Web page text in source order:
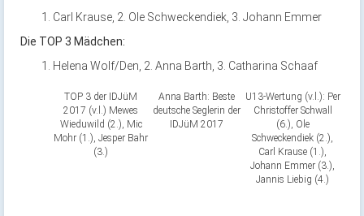
Carl Krause, 2. Ole Schweckendiek, 3. Johann Emmer
Die TOP 3 Mädchen:
Helena Wolf/Den, 2. Anna Barth, 3. Catharina Schaaf
TOP 3 der IDJüM
2017 (v.l.) Mewes
Wieduwild (2.), Mic
Mohr (1.), Jesper Bahr
(3.)
Anna Barth: Beste
deutsche Seglerin der
IDJüM 2017
U13-Wertung (v.l.): Per
Christoffer Schwall
(6.), Ole
Schweckendiek (2.),
Carl Krause (1.),
Johann Emmer (3.),
Jannis Liebig (4.)